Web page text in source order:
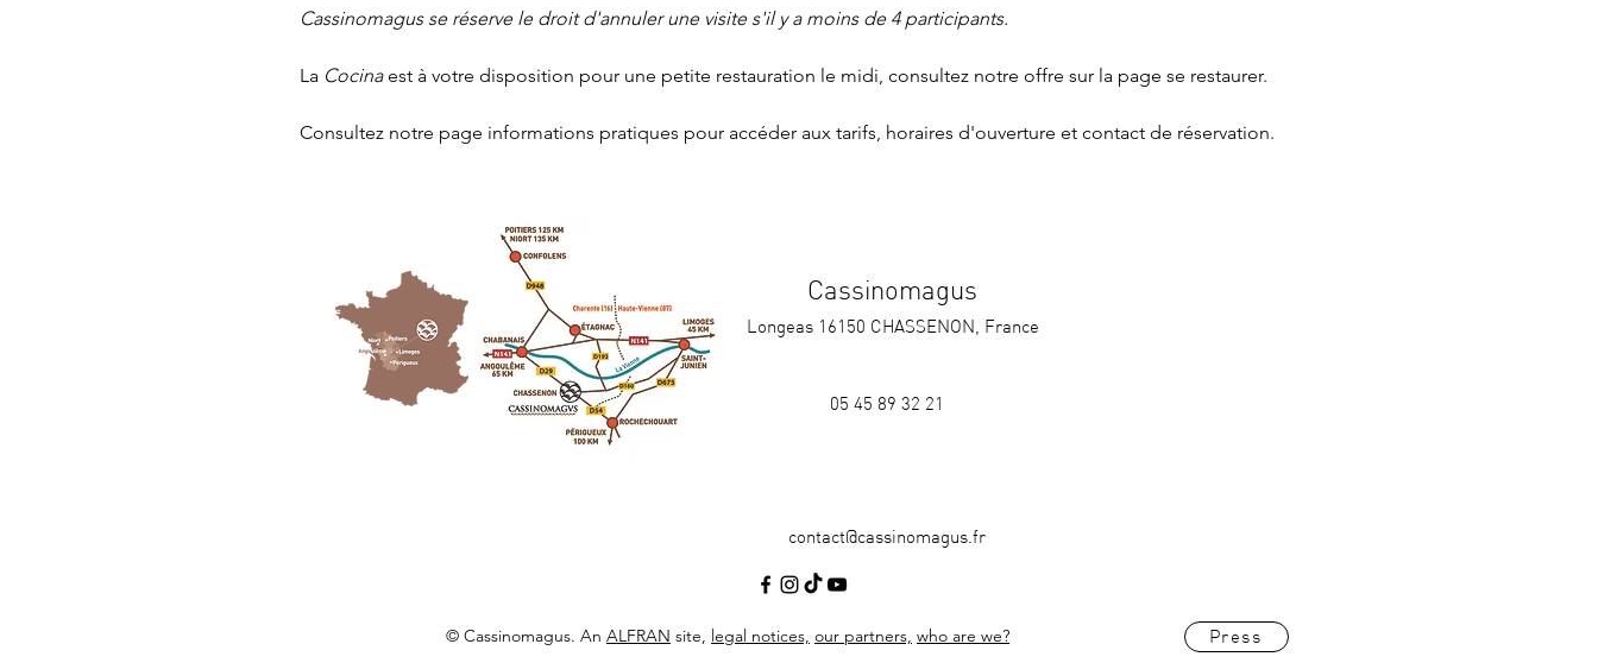
Cassinomagus se réserve le droit d'annuler une visite s'il y a moins de 4 participants.
La Cocina est à votre disposition pour une petite restauration le midi, consultez notre offre sur la page se restaurer.
Consultez notre page informations pratiques pour accéder aux tarifs, horaires d'ouverture et contact de réservation.
Cassinomagus
Longeas 16150 CHASSENON, France
05 45 89 32 21
contact@cassinomagus.fr
© Cassinomagus. An ALFRAN site, legal notices, our partners, who are we? Press